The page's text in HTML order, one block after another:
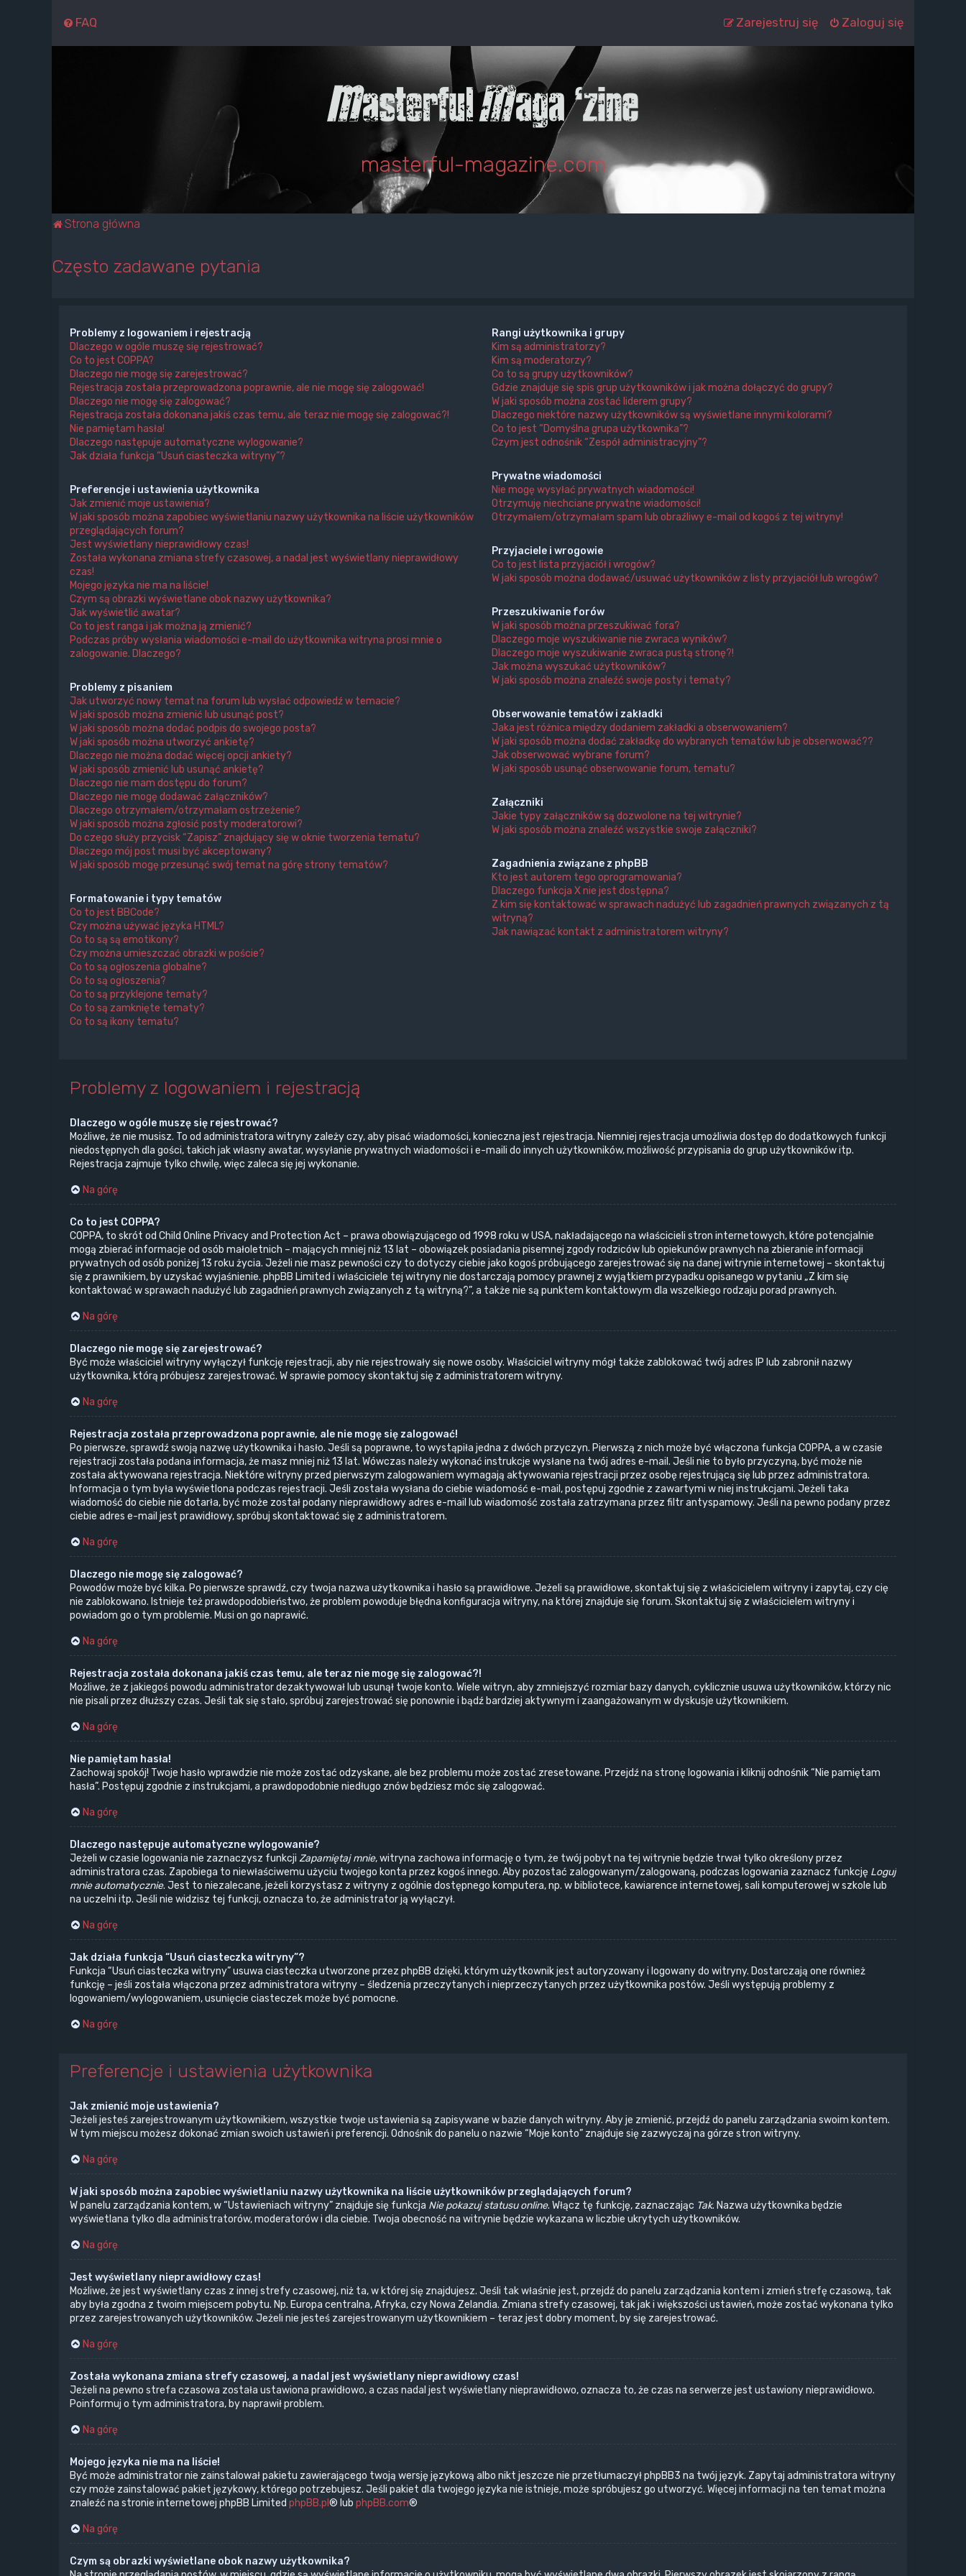
FAQ Zaloguj się
Zarejestruj się
masterful-magazine.com
Strona główna
Często zadawane pytania
Problemy z logowaniem i rejestracją
Dlaczego w ogóle muszę się rejestrować?
Co to jest COPPA?
Dlaczego nie mogę się zarejestrować?
Rejestracja została przeprowadzona poprawnie, ale nie mogę się zalogować!
Dlaczego nie mogę się zalogować?
Rejestracja została dokonana jakiś czas temu, ale teraz nie mogę się zalogować?!
Nie pamiętam hasła!
Dlaczego następuje automatyczne wylogowanie?
Jak działa funkcja “Usuń ciasteczka witryny”?
Preferencje i ustawienia użytkownika
Jak zmienić moje ustawienia?
W jaki sposób można zapobiec wyświetlaniu nazwy użytkownika na liście użytkowników
przeglądających forum?
Jest wyświetlany nieprawidłowy czas!
Została wykonana zmiana strefy czasowej, a nadal jest wyświetlany nieprawidłowy
czas!
Mojego języka nie ma na liście!
Czym są obrazki wyświetlane obok nazwy użytkownika?
Jak wyświetlić awatar?
Co to jest ranga i jak można ją zmienić?
Podczas próby wysłania wiadomości e-mail do użytkownika witryna prosi mnie o
zalogowanie. Dlaczego?
Problemy z pisaniem
Jak utworzyć nowy temat na forum lub wysłać odpowiedź w temacie?
W jaki sposób można zmienić lub usunąć post?
W jaki sposób można dodać podpis do swojego posta?
W jaki sposób można utworzyć ankietę?
Dlaczego nie można dodać więcej opcji ankiety?
W jaki sposób zmienić lub usunąć ankietę?
Dlaczego nie mam dostępu do forum?
Dlaczego nie mogę dodawać załączników?
Dlaczego otrzymałem/otrzymałam ostrzeżenie?
W jaki sposób można zgłosić posty moderatorowi?
Do czego służy przycisk “Zapisz” znajdujący się w oknie tworzenia tematu?
Dlaczego mój post musi być akceptowany?
W jaki sposób mogę przesunąć swój temat na górę strony tematów?
Formatowanie i typy tematów
Co to jest BBCode?
Czy można używać języka HTML?
Co to są są emotikony?
Czy można umieszczać obrazki w poście?
Co to są ogłoszenia globalne?
Co to są ogłoszenia?
Co to są przyklejone tematy?
Co to są zamknięte tematy?
Co to są ikony tematu?
Rangi użytkownika i grupy
Kim są administratorzy?
Kim są moderatorzy?
Co to są grupy użytkowników?
Gdzie znajduje się spis grup użytkowników i jak można dołączyć do grupy?
W jaki sposób można zostać liderem grupy?
Dlaczego niektóre nazwy użytkowników są wyświetlane innymi kolorami?
Co to jest “Domyślna grupa użytkownika”?
Czym jest odnośnik “Zespół administracyjny”?
Prywatne wiadomości
Nie mogę wysyłać prywatnych wiadomości!
Otrzymuję niechciane prywatne wiadomości!
Otrzymałem/otrzymałam spam lub obraźliwy e-mail od kogoś z tej witryny!
Przyjaciele i wrogowie
Co to jest lista przyjaciół i wrogów?
W jaki sposób można dodawać/usuwać użytkowników z listy przyjaciół lub wrogów?
Przeszukiwanie forów
W jaki sposób można przeszukiwać fora?
Dlaczego moje wyszukiwanie nie zwraca wyników?
Dlaczego moje wyszukiwanie zwraca pustą stronę?!
Jak można wyszukać użytkowników?
W jaki sposób można znaleźć swoje posty i tematy?
Obserwowanie tematów i zakładki
Jaka jest różnica między dodaniem zakładki a obserwowaniem?
W jaki sposób można dodać zakładkę do wybranych tematów lub je obserwować??
Jak obserwować wybrane forum?
W jaki sposób usunąć obserwowanie forum, tematu?
Załączniki
Jakie typy załączników są dozwolone na tej witrynie?
W jaki sposób można znaleźć wszystkie swoje załączniki?
Zagadnienia związane z phpBB
Kto jest autorem tego oprogramowania?
Dlaczego funkcja X nie jest dostępna?
Z kim się kontaktować w sprawach nadużyć lub zagadnień prawnych związanych z tą
witryną?
Jak nawiązać kontakt z administratorem witryny?
Problemy z logowaniem i rejestracją
Dlaczego w ogóle muszę się rejestrować?
Możliwe, że nie musisz. To od administratora witryny zależy czy, aby pisać wiadomości, konieczna jest rejestracja. Niemniej rejestracja umożliwia dostęp do dodatkowych funkcji
niedostępnych dla gości, takich jak własny awatar, wysyłanie prywatnych wiadomości i e-maili do innych użytkowników, możliwość przypisania do grup użytkowników itp.
Rejestracja zajmuje tylko chwilę, więc zaleca się jej wykonanie.
Na górę
Co to jest COPPA?
COPPA, to skrót od Child Online Privacy and Protection Act – prawa obowiązującego od 1998 roku w USA, nakładającego na właścicieli stron internetowych, które potencjalnie
mogą zbierać informacje od osób małoletnich – mających mniej niż 13 lat – obowiązek posiadania pisemnej zgody rodziców lub opiekunów prawnych na zbieranie informacji
prywatnych od osób poniżej 13 roku życia. Jeżeli nie masz pewności czy to dotyczy ciebie jako kogoś próbującego zarejestrować się na danej witrynie internetowej – skontaktuj
się z prawnikiem, by uzyskać wyjaśnienie. phpBB Limited i właściciele tej witryny nie dostarczają pomocy prawnej z wyjątkiem przypadku opisanego w pytaniu „Z kim się
kontaktować w sprawach nadużyć lub zagadnień prawnych związanych z tą witryną?”, a także nie są punktem kontaktowym dla wszelkiego rodzaju porad prawnych.
Na górę
Dlaczego nie mogę się zarejestrować?
Być może właściciel witryny wyłączył funkcję rejestracji, aby nie rejestrowały się nowe osoby. Właściciel witryny mógł także zablokować twój adres IP lub zabronił nazwy
użytkownika, którą próbujesz zarejestrować. W sprawie pomocy skontaktuj się z administratorem witryny.
Na górę
Rejestracja została przeprowadzona poprawnie, ale nie mogę się zalogować!
Po pierwsze, sprawdź swoją nazwę użytkownika i hasło. Jeśli są poprawne, to wystąpiła jedna z dwóch przyczyn. Pierwszą z nich może być włączona funkcja COPPA, a w czasie
rejestracji została podana informacja, że masz mniej niż 13 lat. Wówczas należy wykonać instrukcje wysłane na twój adres e-mail. Jeśli nie to było przyczyną, być może nie
została aktywowana rejestracja. Niektóre witryny przed pierwszym zalogowaniem wymagają aktywowania rejestracji przez osobę rejestrującą się lub przez administratora.
Informacja o tym była wyświetlona podczas rejestracji. Jeśli została wysłana do ciebie wiadomość e-mail, postępuj zgodnie z zawartymi w niej instrukcjami. Jeżeli taka
wiadomość do ciebie nie dotarła, być może został podany nieprawidłowy adres e-mail lub wiadomość została zatrzymana przez filtr antyspamowy. Jeśli na pewno podany przez
ciebie adres e-mail jest prawidłowy, spróbuj skontaktować się z administratorem.
Na górę
Dlaczego nie mogę się zalogować?
Powodów może być kilka. Po pierwsze sprawdź, czy twoja nazwa użytkownika i hasło są prawidłowe. Jeżeli są prawidłowe, skontaktuj się z właścicielem witryny i zapytaj, czy cię
nie zablokowano. Istnieje też prawdopodobieństwo, że problem powoduje błędna konfiguracja witryny, na której znajduje się forum. Skontaktuj się z właścicielem witryny i
powiadom go o tym problemie. Musi on go naprawić.
Na górę
Rejestracja została dokonana jakiś czas temu, ale teraz nie mogę się zalogować?!
Możliwe, że z jakiegoś powodu administrator dezaktywował lub usunął twoje konto. Wiele witryn, aby zmniejszyć rozmiar bazy danych, cyklicznie usuwa użytkowników, którzy nic
nie pisali przez dłuższy czas. Jeśli tak się stało, spróbuj zarejestrować się ponownie i bądź bardziej aktywnym i zaangażowanym w dyskusje użytkownikiem.
Na górę
Nie pamiętam hasła!
Zachowaj spokój! Twoje hasło wprawdzie nie może zostać odzyskane, ale bez problemu może zostać zresetowane. Przejdź na stronę logowania i kliknij odnośnik “Nie pamiętam
hasła”. Postępuj zgodnie z instrukcjami, a prawdopodobnie niedługo znów będziesz móc się zalogować.
Na górę
Dlaczego następuje automatyczne wylogowanie?
Jeżeli w czasie logowania nie zaznaczysz funkcji Zapamiętaj mnie, witryna zachowa informację o tym, że twój pobyt na tej witrynie będzie trwał tylko określony przez
administratora czas. Zapobiega to niewłaściwemu użyciu twojego konta przez kogoś innego. Aby pozostać zalogowanym/zalogowaną, podczas logowania zaznacz funkcję Loguj
mnie automatycznie. Jest to niezalecane, jeżeli korzystasz z witryny z ogólnie dostępnego komputera, np. w bibliotece, kawiarence internetowej, sali komputerowej w szkole lub
na uczelni itp. Jeśli nie widzisz tej funkcji, oznacza to, że administrator ją wyłączył.
Na górę
Jak działa funkcja “Usuń ciasteczka witryny”?
Funkcja “Usuń ciasteczka witryny” usuwa ciasteczka utworzone przez phpBB dzięki, którym użytkownik jest autoryzowany i logowany do witryny. Dostarczają one również
funkcję – jeśli została włączona przez administratora witryny – śledzenia przeczytanych i nieprzeczytanych przez użytkownika postów. Jeśli występują problemy z
logowaniem/wylogowaniem, usunięcie ciasteczek może być pomocne.
Na górę
Preferencje i ustawienia użytkownika
Jak zmienić moje ustawienia?
Jeżeli jesteś zarejestrowanym użytkownikiem, wszystkie twoje ustawienia są zapisywane w bazie danych witryny. Aby je zmienić, przejdź do panelu zarządzania swoim kontem.
W tym miejscu możesz dokonać zmian swoich ustawień i preferencji. Odnośnik do panelu o nazwie “Moje konto” znajduje się zazwyczaj na górze stron witryny.
Na górę
W jaki sposób można zapobiec wyświetlaniu nazwy użytkownika na liście użytkowników przeglądających forum?
W panelu zarządzania kontem, w “Ustawieniach witryny” znajduje się funkcja Nie pokazuj statusu online. Włącz tę funkcję, zaznaczając Tak. Nazwa użytkownika będzie
wyświetlana tylko dla administratorów, moderatorów i dla ciebie. Twoja obecność na witrynie będzie wykazana w liczbie ukrytych użytkowników.
Na górę
Jest wyświetlany nieprawidłowy czas!
Możliwe, że jest wyświetlany czas z innej strefy czasowej, niż ta, w której się znajdujesz. Jeśli tak właśnie jest, przejdź do panelu zarządzania kontem i zmień strefę czasową, tak
aby była zgodna z twoim miejscem pobytu. Np. Europa centralna, Afryka, czy Nowa Zelandia. Zmiana strefy czasowej, tak jak i większości ustawień, może zostać wykonana tylko
przez zarejestrowanych użytkowników. Jeżeli nie jesteś zarejestrowanym użytkownikiem – teraz jest dobry moment, by się zarejestrować.
Na górę
Została wykonana zmiana strefy czasowej, a nadal jest wyświetlany nieprawidłowy czas!
Jeżeli na pewno strefa czasowa została ustawiona prawidłowo, a czas nadal jest wyświetlany nieprawidłowo, oznacza to, że czas na serwerze jest ustawiony nieprawidłowo.
Poinformuj o tym administratora, by naprawił problem.
Na górę
Mojego języka nie ma na liście!
Być może administrator nie zainstalował pakietu zawierającego twoją wersję językową albo nikt jeszcze nie przetłumaczył phpBB3 na twój język. Zapytaj administratora witryny
czy może zainstalować pakiet językowy, którego potrzebujesz. Jeśli pakiet dla twojego języka nie istnieje, może spróbujesz go utworzyć. Więcej informacji na ten temat można
znaleźć na stronie internetowej phpBB Limited phpBB.pl ® lub phpBB.com®
Na górę
Czym są obrazki wyświetlane obok nazwy użytkownika?